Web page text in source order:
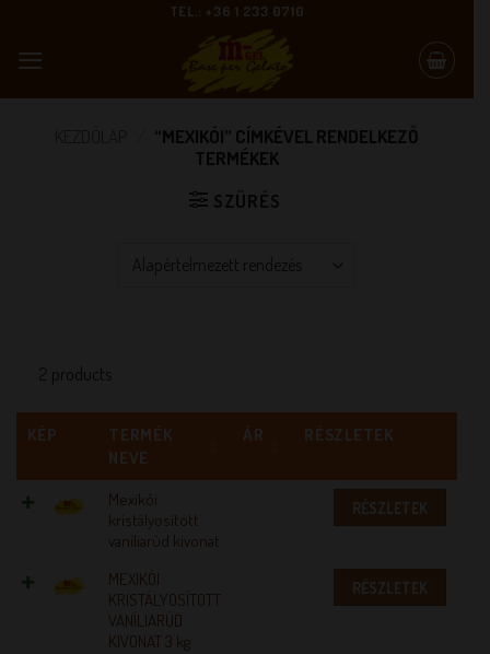
content
TEL.: +36 1 233 0710
“MEXIKÓI” CÍMKÉVEL RENDELKEZŐ
TERMÉKEK
SZŰRÉS
2 products
KÉP
TERMÉK
NEVE
ÁR RÉSZLETEK
Mexikói
kristályosított
vaníliarúd kivonat
RÉSZLETEK
MEXIKÓI
KRISTÁLYOSÍTOTT
VANÍLIARÚD
KIVONAT 3 kg
RÉSZLETEK